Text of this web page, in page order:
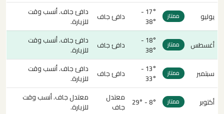
يوليو
ممتاز
17° -
38°
دافئ جاف
دافئ جاف. أنسب وقت
للزيارة.
أغسطس
ممتاز
18° -
38°
دافئ جاف
دافئ جاف. أنسب وقت
للزيارة.
سبتمبر
ممتاز
13° -
33°
دافئ جاف
دافئ جاف. أنسب وقت
للزيارة.
أكتوبر
ممتاز 8° - 29°
معتدل
جاف
معتدل جاف. أنسب وقت
للزيارة.